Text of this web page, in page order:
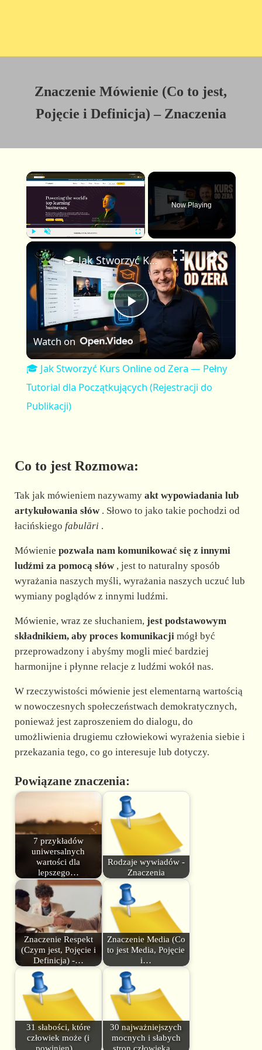
Znaczenie Mówienie (Co to jest,
Pojęcie i Definicja) – Znaczenia
×
y
n
m
u
t
e
u
l
l
s
c
r
e
Now Playing
×
P
l
a
i
e
o
🎓 Jak Stworzyć Kurs Online od Zera — Pełny Tutorial dla Początkujących (Rejestracji do Publikacji)
Watch on
🎓 Jak Stworzyć Kurs Online od Zera — Pełny
Tutorial dla Początkujących (Rejestracji do
Publikacji)
Co to jest Rozmowa:
Tak jak mówieniem nazywamy akt wypowiadania lub
artykułowania słów. Słowo to jako takie pochodzi od
łacińskiego fabulāri .
Mówienie pozwala nam komunikować się z innymi
ludźmi za pomocą słów, jest to naturalny sposób
wyrażania naszych myśli, wyrażania naszych uczuć lub
wymiany poglądów z innymi ludźmi.
Mówienie, wraz ze słuchaniem, jest podstawowym
składnikiem, aby proces komunikacjimógł być
przeprowadzony i abyśmy mogli mieć bardziej
harmonijne i płynne relacje z ludźmi wokół nas.
W rzeczywistości mówienie jest elementarną wartością
w nowoczesnych społeczeństwach demokratycznych,
ponieważ jest zaproszeniem do dialogu, do
umożliwienia drugiemu człowiekowi wyrażenia siebie i
przekazania tego, co go interesuje lub dotyczy.
Powiązane znaczenia:
7 przykładów
uniwersalnych
wartości dla
lepszego…
Rodzaje wywiadów -
Znaczenia
Znaczenie Respekt
(Czym jest, Pojęcie i
Definicja) -…
Znaczenie Media (Co
to jest Media, Pojęcie
i…
31 słabości, które
człowiek może (i
powinien)…
30 najważniejszych
mocnych i słabych
stron człowieka…